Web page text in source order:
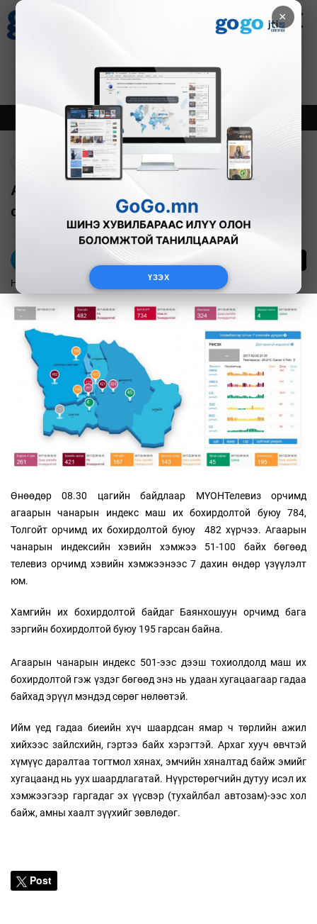
×
ҮЗЭХ
Зурхай
8.08
Онцлох Шинэ
Агаарын чанарын индекс: Телевиз
орчимд 734, Толгойтод 482
Нийгэм 2017-02-06
Өнөөдөр 08.30 цагийн байдлаар МҮОНТелевиз орчимд
агаарын чанарын индекс маш их бохирдолтой буюу 784,
Толгойт орчимд их бохирдолтой буюу 482 хүрчээ. Агаарын
чанарын индексийн хэвийн хэмжээ 51-100 байх бөгөөд
телевиз орчимд хэвийн хэмжээнээс 7 дахин өндөр үзүүлэлт
юм.
Хамгийн их бохирдолтой байдаг Баянхошуун орчимд бага
зэргийн бохирдолтой буюу 195 гарсан байна.
Агаарын чанарын индекс 501-ээс дээш тохиолдолд маш их
бохирдолтой гэж үздэг бөгөөд энэ нь удаан хугацаагаар гадаа
байхад эрүүл мэндэд сөрөг нөлөөтэй.
Ийм үед гадаа биеийн хүч шаардсан ямар ч төрлийн ажил
хийхээс зайлсхийн, гэртээ байх хэрэгтэй. Архаг хууч өвчтэй
хүмүүс даралтаа тогтмол хянах, эмчийн хяналтад байж эмийг
хугацаанд нь уух шаардлагатай. Нүүрстөрөгчийн дутуу исэл их
хэмжээгээр гаргадаг эх үүсвэр (тухайлбал автозам)-ээс хол
байж, амны хаалт зүүхийг зөвлөдөг.
Post